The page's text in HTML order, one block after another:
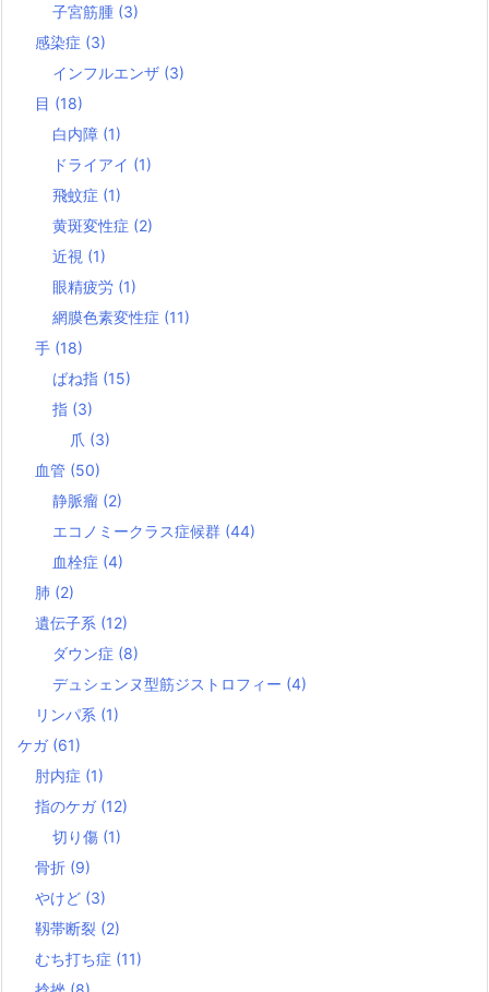
子宮筋腫 (3)
感染症 (3)
インフルエンザ (3)
目 (18)
白内障 (1)
ドライアイ (1)
飛蚊症 (1)
黄斑変性症 (2)
近視 (1)
眼精疲労 (1)
網膜色素変性症 (11)
手 (18)
ばね指 (15)
指 (3)
爪 (3)
血管 (50)
静脈瘤 (2)
エコノミークラス症候群 (44)
血栓症 (4)
肺 (2)
遺伝子系 (12)
ダウン症 (8)
デュシェンヌ型筋ジストロフィー (4)
リンパ系 (1)
ケガ (61)
肘内症 (1)
指のケガ (12)
切り傷 (1)
骨折 (9)
やけど (3)
靱帯断裂 (2)
むち打ち症 (11)